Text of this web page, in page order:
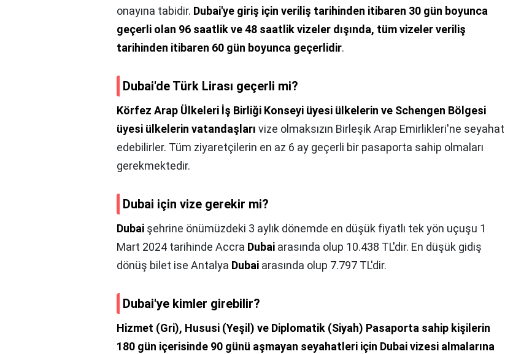
onayına tabidir. Dubai'ye giriş için veriliş tarihinden itibaren 30 gün boyunca
geçerli olan 96 saatlik ve 48 saatlik vizeler dışında, tüm vizeler veriliş
tarihinden itibaren 60 gün boyunca geçerlidir.
Dubai'de Türk Lirası geçerli mi?
Körfez Arap Ülkeleri İş Birliği Konseyi üyesi ülkelerin ve Schengen Bölgesi
üyesi ülkelerin vatandaşları vize olmaksızın Birleşik Arap Emirlikleri'ne seyahat
edebilirler. Tüm ziyaretçilerin en az 6 ay geçerli bir pasaporta sahip olmaları
gerekmektedir.
Dubai için vize gerekir mi?
Dubai şehrine önümüzdeki 3 aylık dönemde en düşük fiyatlı tek yön uçuşu 1
Mart 2024 tarihinde Accra Dubai arasında olup 10.438 TL'dir. En düşük gidiş
dönüş bilet ise Antalya Dubai arasında olup 7.797 TL'dir.
Dubai'ye kimler girebilir?
Hizmet (Gri), Hususi (Yeşil) ve Diplomatik (Siyah) Pasaporta sahip kişilerin
180 gün içerisinde 90 günü aşmayan seyahatleri için Dubai vizesi almalarına